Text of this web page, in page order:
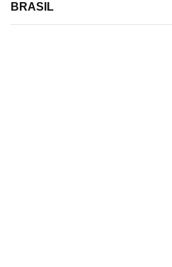
BRASIL